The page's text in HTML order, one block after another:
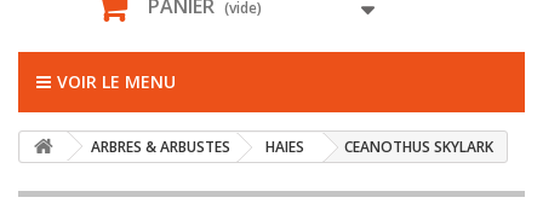
PANIER (vide)
VOIR LE MENU
ARBRES & ARBUSTES HAIES CEANOTHUS SKYLARK